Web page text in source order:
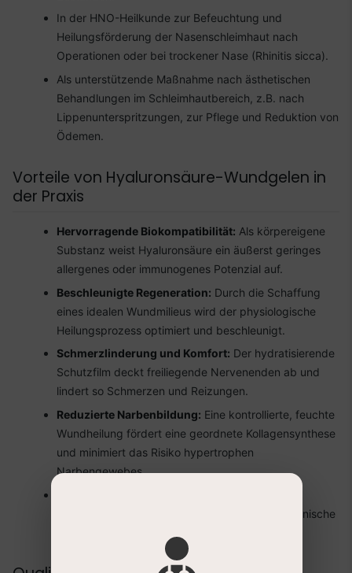
In der HNO-Heilkunde zur Befeuchtung und
Heilungsförderung der Nasenschleimhaut nach
Operationen oder bei trockener Nase (Rhinitis sicca).
Als unterstützende Maßnahme nach ästhetischen
Behandlungen im Schleimhautbereich, z.B. nach
Lippenunterspritzungen, zur Pflege und Reduktion von
Ödemen.
Vorteile von Hyaluronsäure-Wundgelen in
der Praxis
Hervorragende Biokompatibilität: Als körpereigene
Substanz weist Hyaluronsäure ein äußerst geringes
allergenes oder immunogenes Potenzial auf.
Beschleunigte Regeneration: Durch die Schaffung
eines idealen Wundmilieus wird der physiologische
Heilungsprozess optimiert und beschleunigt.
Schmerzlinderung und Komfort: Der hydratisierende
Schutzfilm deckt freiliegende Nervenenden ab und
lindert so Schmerzen und Reizungen.
Reduzierte Narbenbildung: Eine kontrollierte, feuchte
Wundheilung fördert eine geordnete Kollagensynthese
und minimiert das Risiko hypertrophen
Narbengewebes.
Formulierung ermöglicht eine gezielte und hygienische